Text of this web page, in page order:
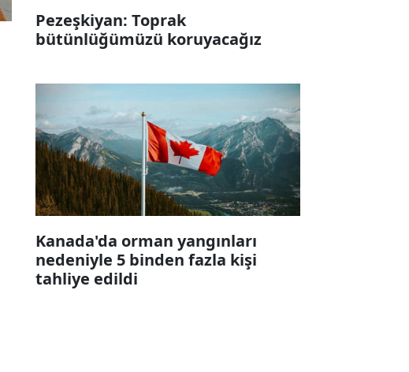
Pezeşkiyan: Toprak
bütünlüğümüzü koruyacağız
Kanada'da orman yangınları
nedeniyle 5 binden fazla kişi
tahliye edildi